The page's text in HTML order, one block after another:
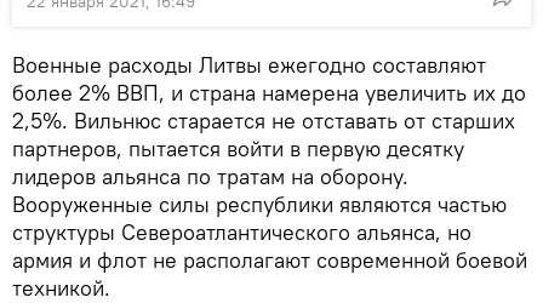
Военные расходы Литвы ежегодно составляют
более 2% ВВП, и страна намерена увеличить их до
2,5%. Вильнюс старается не отставать от старших
партнеров, пытается войти в первую десятку
лидеров альянса по тратам на оборону.
Вооруженные силы республики являются частью
структуры Североатлантического альянса, но
армия и флот не располагают современной боевой
техникой.